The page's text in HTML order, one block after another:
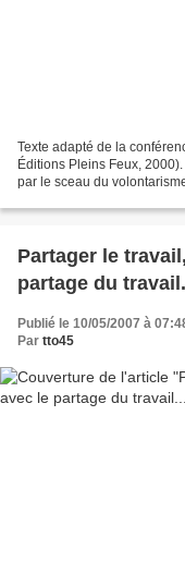
Texte adapté de la
Éditions Pleins Feux,
par le sceau du
Partager le
partage du
Publié le 10/05/2007 à
Par tto45